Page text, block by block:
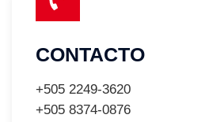
CONTACTO
+505 2249-3620
+505 8374-0876